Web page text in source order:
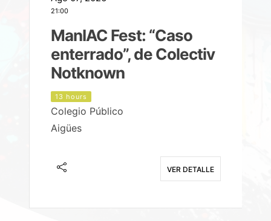
21:00
ManIAC Fest: “Caso
enterrado”, de Colectiv
Notknown
13 hours
Colegio Público
Aigües
VER DETALLE